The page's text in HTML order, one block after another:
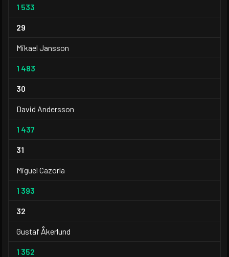
1 533
29
Mikael Jansson
1 483
30
David Andersson
1 437
31
Miguel Cazorla
1 393
32
Gustaf Åkerlund
1 352